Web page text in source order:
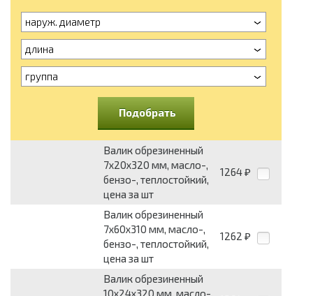
наруж. диаметр
длина
группа
Подобрать
Валик обрезиненный
7x20x320 мм, масло-,
бензо-, теплостойкий,
цена за шт
1264 ₽
Валик обрезиненный
7x60x310 мм, масло-,
бензо-, теплостойкий,
цена за шт
1262 ₽
Валик обрезиненный
10x24x320 мм, масло-,